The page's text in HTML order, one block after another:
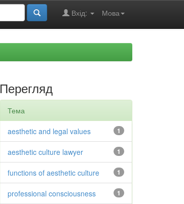
Мова
Вхід:
Перегляд
Тема
1
aesthetic and legal values
1
aesthetic culture lawyer
1
functions of aesthetic culture
1
professional consciousness